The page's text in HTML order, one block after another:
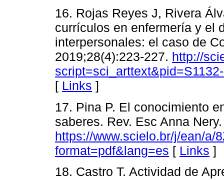
16. Rojas Reyes J, Rivera
currículos en enfermería y el
interpersonales: el caso de
2019;28(4):223-227. http://
[ Links ]
17. Pina P. El conocimiento
saberes. Rev. Esc Anna
https://www.scielo.br/j/ean/a/
format=pdf&lang=es [ Links ]
18. Castro T. Actividad de